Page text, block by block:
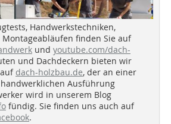
Handwerkstechniken,
finden Sie auf
und youtube.com/dach-
und Dachdeckern bieten wir
dach-holzbau.de, der an einer
Ausführung
wird in unserem Blog
fündig. Sie finden uns auch auf
.